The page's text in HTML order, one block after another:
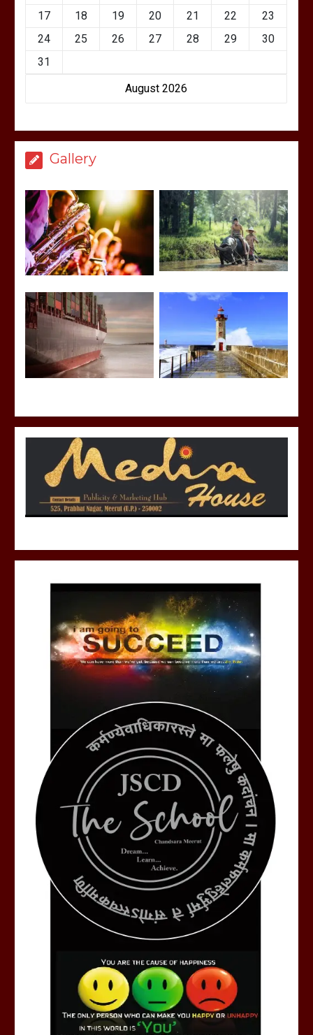
August 2026
17
18 19 20 21 22
23
24
25 26 27 28 29
30
31
Gallery